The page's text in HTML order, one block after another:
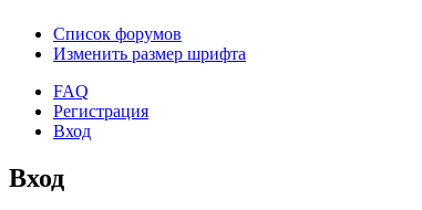
Список форумов
Изменить размер шрифта
FAQ
Регистрация
Вход
Вход